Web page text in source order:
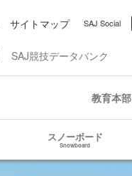
サイトマップ SAJ Social
SAJ競技データバンク
教育本部
スノーボード
Snowboard